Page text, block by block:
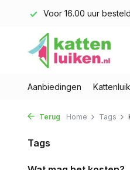
Voor 16.00 uur
Aanbiedingen Kattenluik
Terug Home Tags
Tags